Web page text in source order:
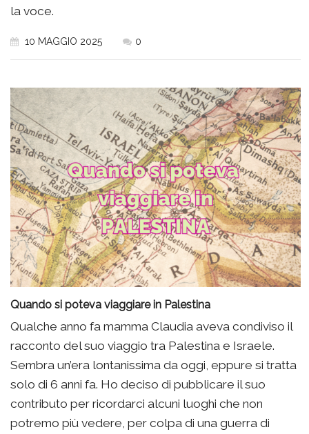
la voce.
10 MAGGIO 2025 0
Quando si poteva viaggiare in Palestina
Qualche anno fa mamma Claudia aveva condiviso il
racconto del suo viaggio tra Palestina e Israele.
Sembra un’era lontanissima da oggi, eppure si tratta
solo di 6 anni fa. Ho deciso di pubblicare il suo
contributo per ricordarci alcuni luoghi che non
potremo più vedere, per colpa di una guerra di